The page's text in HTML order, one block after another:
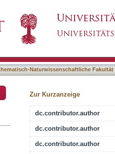
Naturwissenschaftliche Fakultät
Zur Kurzanzeige
dc.contributor.author
dc.contributor.author
dc.contributor.author